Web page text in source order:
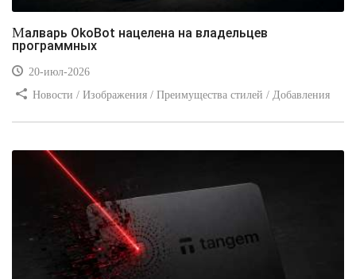
Малварь OkoBot нацелена на владельцев
программных
20-июл-2026
Новости / Изображения / Преимущества стилей / Добавления